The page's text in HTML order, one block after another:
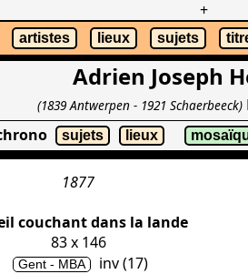
+
artistes lieux sujets
Adrien Joseph
(1839 Antwerpen - 1921 Schaerbeeck)
sujets lieux
1877
couchant dans la lande
83 x 146
Gent - MBA inv (17)